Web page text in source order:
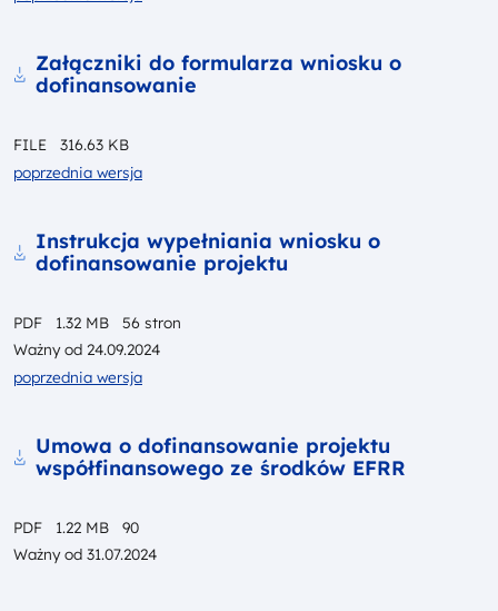
Pobierz
Załączniki do formularza wniosku o
dofinansowanie
FILE
316.63 KB
poprzednia wersja
Pobierz
Instrukcja wypełniania wniosku o
dofinansowanie projektu
PDF 1.32 MB
56 stron
Ważny od 24.09.2024
poprzednia wersja
Pobierz
Umowa o dofinansowanie projektu
współfinansowego ze środków EFRR
PDF 1.22 MB
90
Ważny od 31.07.2024